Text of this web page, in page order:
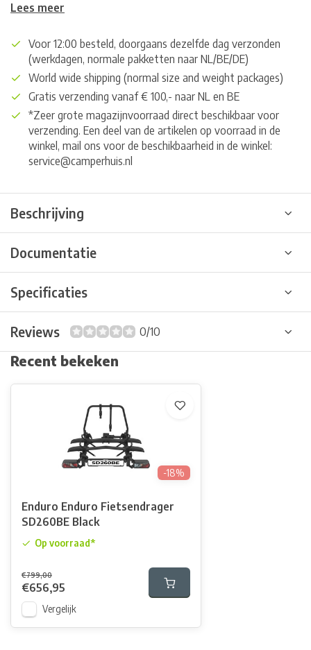
Lees meer
Voor 12:00 besteld, doorgaans dezelfde dag verzonden
(werkdagen, normale pakketten naar NL/BE/DE)
World wide shipping (normal size and weight packages)
Gratis verzending vanaf € 100,- naar NL en BE
*Zeer grote magazijnvoorraad direct beschikbaar voor
verzending. Een deel van de artikelen op voorraad in de
winkel, mail ons voor de beschikbaarheid in de winkel:
service@camperhuis.nl
Beschrijving
Documentatie
Specificaties
Reviews 0/10
Recent bekeken
-18%
Enduro Enduro Fietsendrager
SD260BE Black
Op voorraad*
€799,00
€656,95
Vergelijk